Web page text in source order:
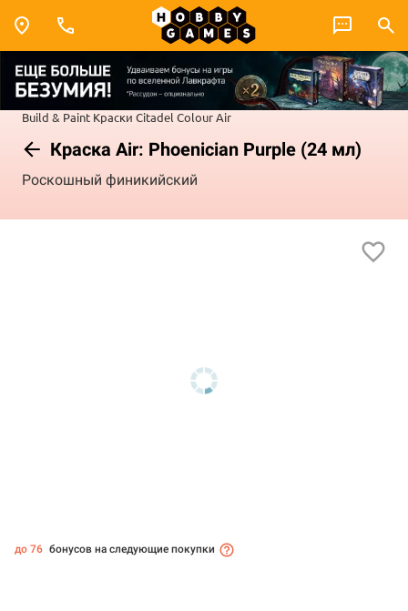
Build & Paint Краски Citadel ColourAir
Краска Air: Phoenician Purple (24 мл)
Роскошный финикийский
до 76 бонусов на следующие покупки